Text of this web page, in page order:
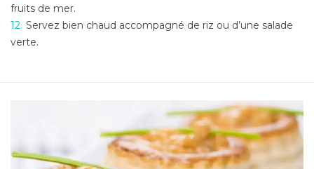
fruits de mer.
Servez bien chaud accompagné de riz ou d’une salade
verte.